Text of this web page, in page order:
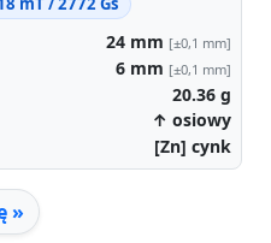
24 mm [±0,1 mm]
6 mm [±0,1 mm]
20.36 g
↑ osiowy
[Zn] cynk
»